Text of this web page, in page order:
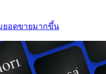
ยอดขายมากขึ้น